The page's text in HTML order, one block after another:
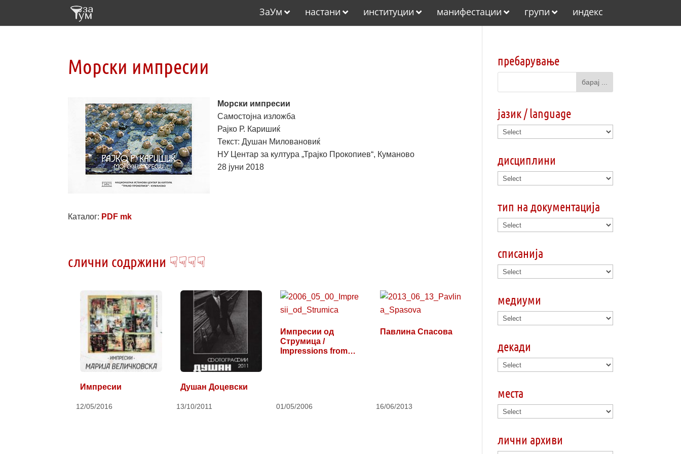
ЗаУм настани институции манифестации групи индекс
Морски импресии
Морски импресии
Самостојна изложба
Рајко Р. Каришиќ
Текст: Душан Миловановиќ
НУ Центар за култура „Трајко Прокопиев“, Куманово
28 јуни 2018
Каталог: PDF mk
слични содржини ☟☟☟☟
Импресии
12/05/2016
Душан Доцевски
13/10/2011
Импресии од
Струмица /
Impressions from
01/05/2006
Павлина Спасова
16/06/2013
пребарување
јазик / language
дисциплини
тип на документација
списанија
медиуми
декади
места
лични архиви